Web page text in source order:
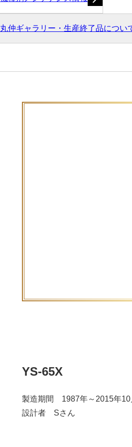
丸仲ギャラリー・生産終了品につい
YS-65X
製造期間 1987年～2015年10
設計者 Sさん